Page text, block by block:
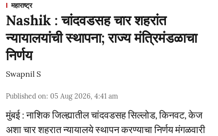
महाराष्ट्र
Nashik : चांदवडसह चार शहरांत
न्यायालयांची स्थापना; राज्य मंत्रिमंडळाचा
निर्णय
Swapnil S
Published on: 05 Aug 2026, 4:41 am
मुंबई : नाशिक जिल्ह्यातील चांदवडसह सिल्लोड, किनवट, केज
अशा चार शहरात न्यायालये स्थापन करण्याचा निर्णय मंगळवारी